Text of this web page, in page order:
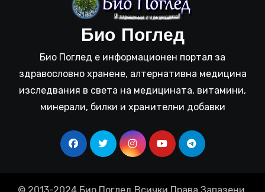
Био Поглед
Био Поглед е информационен портал за
здравословно хранене, алтернативна медицина
изследвания в света на медицината, витамини,
минерали, билки и хранителни добавки